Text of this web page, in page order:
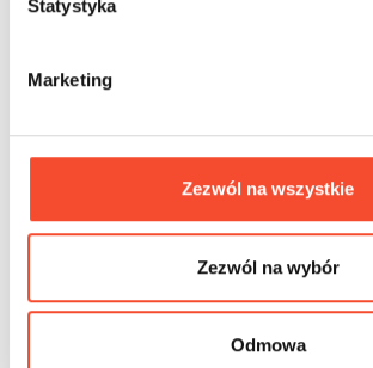
Statystyka
Marketing
Zezwól na wszystkie
Zezwól na wybór
Odmowa
0280067 У МОРЯ